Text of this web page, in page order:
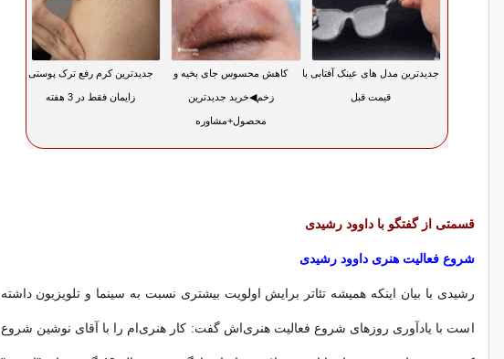
جدیدترین مدل های عینک آفتابی با
قیمت قبل
کاهش محسوس جای بخیه و
زخم◀خرید جدیدترین
محصول+مشاوره
جدیدترین کرم رفع ترک پوستی
زایمان فقط در 3 هفته
قسمتی از گفتگو با داوود رشیدی
شروع فعالیت هنری‌ داوود رشیدی
رشیدی با بیان اینکه همیشه تئاتر برایش اولویت بیشتری نسبت به سینما و تلویزیون داشته
است با یادآوری روزهای شروع فعالیت هنری‌اش گفت: کار هنری‌ام را با آقای نوشین شروع